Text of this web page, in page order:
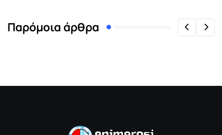
Παρόμοια άρθρα